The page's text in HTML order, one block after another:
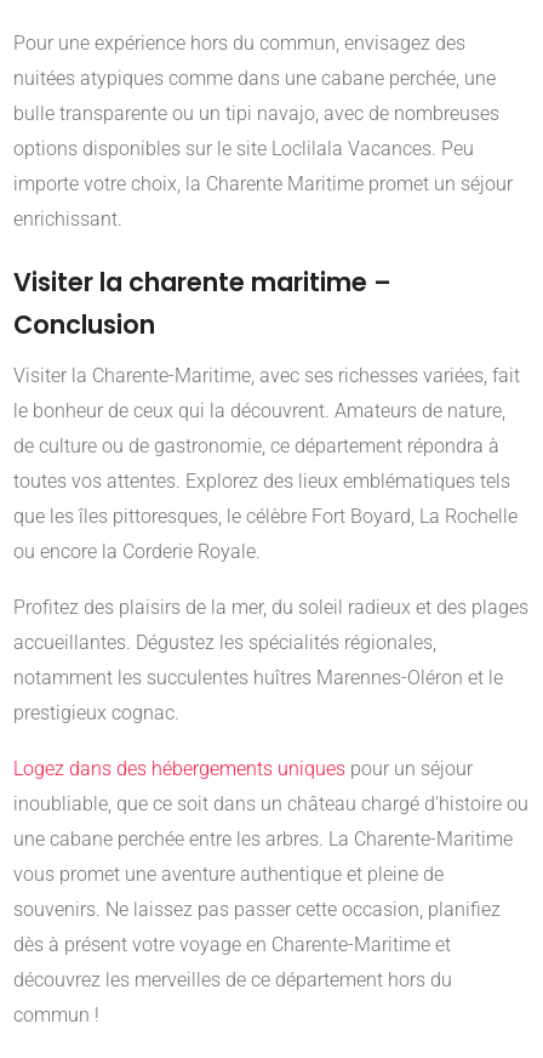
Pour une expérience hors du commun, envisagez des
nuitées atypiques comme dans une cabane perchée, une
bulle transparente ou un tipi navajo, avec de nombreuses
options disponibles sur le site Loclilala Vacances. Peu
importe votre choix, la Charente Maritime promet un séjour
enrichissant.
Visiter la charente maritime –
Conclusion
Visiter la Charente-Maritime, avec ses richesses variées, fait
le bonheur de ceux qui la découvrent. Amateurs de nature,
de culture ou de gastronomie, ce département répondra à
toutes vos attentes. Explorez des lieux emblématiques tels
que les îles pittoresques, le célèbre Fort Boyard, La Rochelle
ou encore la Corderie Royale.
Profitez des plaisirs de la mer, du soleil radieux et des plages
accueillantes. Dégustez les spécialités régionales,
notamment les succulentes huîtres Marennes-Oléron et le
prestigieux cognac.
Logez dans des hébergements uniques pour un séjour
inoubliable, que ce soit dans un château chargé d’histoire ou
une cabane perchée entre les arbres. La Charente-Maritime
vous promet une aventure authentique et pleine de
souvenirs. Ne laissez pas passer cette occasion, planifiez
dès à présent votre voyage en Charente-Maritime et
découvrez les merveilles de ce département hors du
commun !